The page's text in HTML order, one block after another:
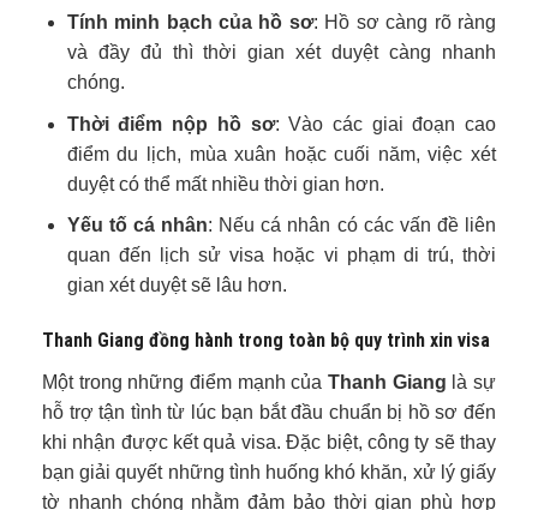
Tính minh bạch của hồ sơ: Hồ sơ càng rõ ràng
và đầy đủ thì thời gian xét duyệt càng nhanh
chóng.
Thời điểm nộp hồ sơ: Vào các giai đoạn cao
điểm du lịch, mùa xuân hoặc cuối năm, việc xét
duyệt có thể mất nhiều thời gian hơn.
Yếu tố cá nhân: Nếu cá nhân có các vấn đề liên
quan đến lịch sử visa hoặc vi phạm di trú, thời
gian xét duyệt sẽ lâu hơn.
Thanh Giang đồng hành trong toàn bộ quy trình xin visa
Một trong những điểm mạnh của Thanh Giang là sự
hỗ trợ tận tình từ lúc bạn bắt đầu chuẩn bị hồ sơ đến
khi nhận được kết quả visa. Đặc biệt, công ty sẽ thay
bạn giải quyết những tình huống khó khăn, xử lý giấy
tờ nhanh chóng nhằm đảm bảo thời gian phù hợp